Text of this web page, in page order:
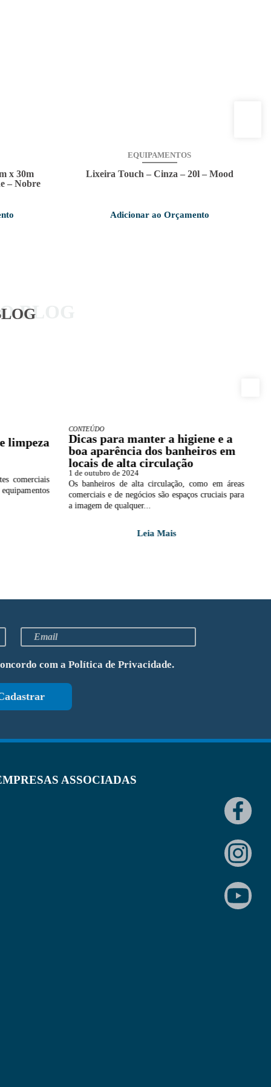
x 30m
– Nobre
EQUIPAMENTOS
Lixeira Touch – Cinza – 20l – Mood
Adicionar ao Orçamento
BLOG
limpeza
comerciais
CONTEÚDO
Dicas para manter a higiene e a
boa aparência dos banheiros em
locais de alta circulação
1 de outubro de 2024
Os banheiros de alta circulação, como em áreas
comerciais e de negócios são espaços cruciais para
a imagem de qualquer...
Leia Mais
com a Política de Privacidade.
ASSOCIADAS